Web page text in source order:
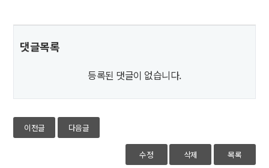
댓글목록
등록된 댓글이 없습니다.
이전글 다음글
수정 삭제 목록